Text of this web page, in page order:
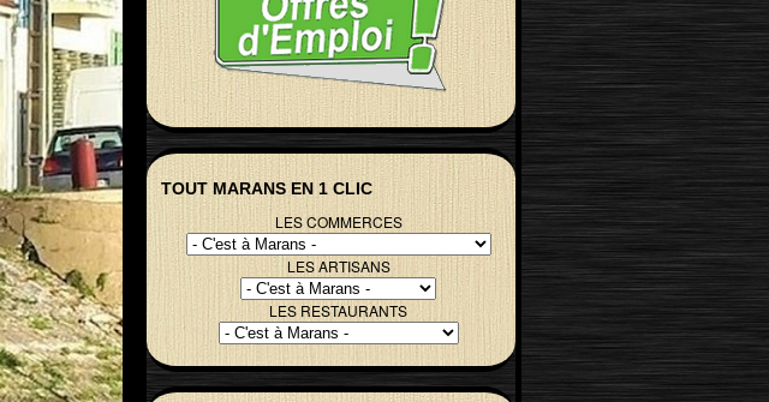
TOUT MARANS EN 1 CLIC
LES COMMERCES
LES ARTISANS
LES RESTAURANTS